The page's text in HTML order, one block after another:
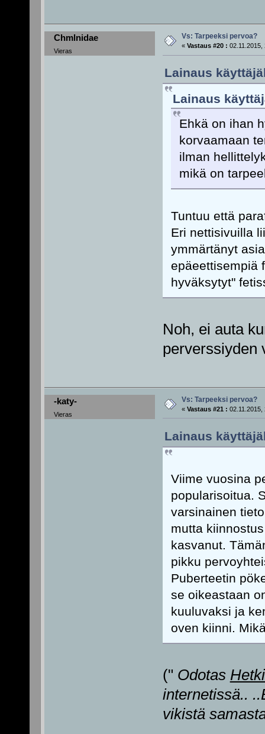
Chmlnidae
Vieras
Vs: Tarpeeksi pervoa?
« Vastaus #20 : 02.11.2015,
Lainaus
Lainaus
Ehkä on ihan
korvaamaan
ilman
mikä on
Tuntuu että
Eri nettisivuilla
ymmärtänyt
epäeettisempiä
hyväksytyt"
Noh, ei auta
perverssiyden
-katy-
Vieras
Vs: Tarpeeksi pervoa?
« Vastaus #21 : 02.11.2015,
Lainaus
Viime vuosina
popularisoitua.
varsinainen
mutta
kasvanut.
pikku
Puberteetin
se oikeastaan
kuuluvaksi ja
oven kiinni.
(" Odotas
internetissä..
vikistä